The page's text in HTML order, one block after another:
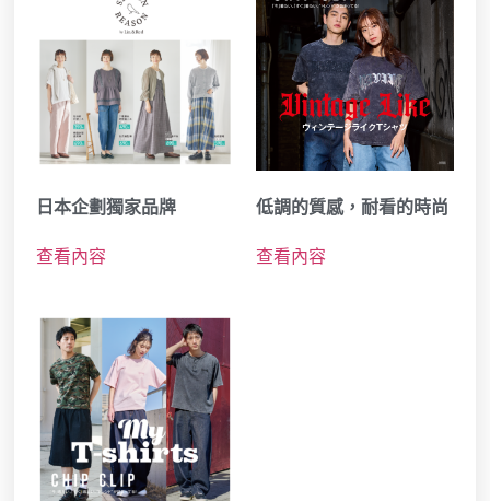
日本企劃獨家品牌
查看內容
低調的質感，耐看的時尚
查看內容